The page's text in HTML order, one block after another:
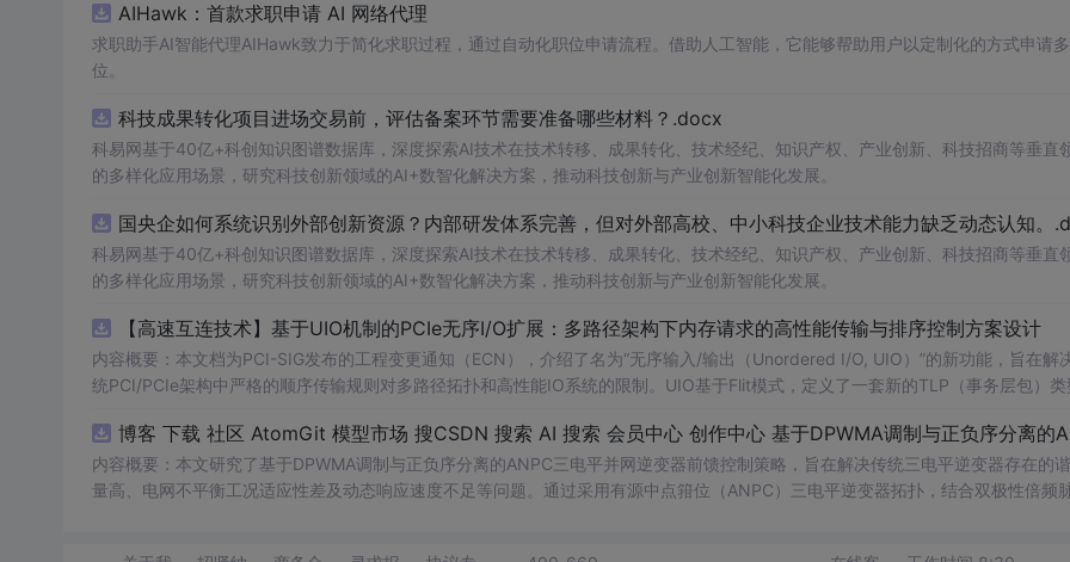
AIHawk：首款求职申请 AI 网络代理
求职助手AI智能代理AIHawk致力于简化求职过程，通过自动化职位申请流程。借助人工智能，它能够帮助用户以定制化的方式申请
位。
科技成果转化项目进场交易前，评估备案环节需要准备哪些材料？.docx
科易网基于40亿+科创知识图谱数据库，深度探索AI技术在技术转移、成果转化、技术经纪、知识产权、产业创新、科技招商等垂直
的多样化应用场景，研究科技创新领域的AI+数智化解决方案，推动科技创新与产业创新智能化发展。
国央企如何系统识别外部创新资源？内部研发体系完善，但对外部高校、中小科技企业技术能力缺乏动态认知。
科易网基于40亿+科创知识图谱数据库，深度探索AI技术在技术转移、成果转化、技术经纪、知识产权、产业创新、科技招商等垂直
的多样化应用场景，研究科技创新领域的AI+数智化解决方案，推动科技创新与产业创新智能化发展。
【高速互连技术】基于UIO机制的PCIe无序I/O扩展：多路径架构下内存请求的高性能传输与排序控制方案设计
内容概要：本文档为PCI-SIG发布的工程变更通知（ECN），介绍了名为“无序输入/输出（Unordered I/O, UIO）”的新功能，旨在解
统PCI/PCIe架构中严格的顺序传输规则对多路径拓扑和高性能IO系统的限制。UIO基于Flit模式，定义了一套新的TLP（事务层包）类
O
内容概要：本文研究了基于DPWMA调制与正负序分离的ANPC三电平并网逆变器前馈控制策略，旨在解决传统三电平逆变器存在的
量高、电网不平衡工况适应性差及动态响应速度不足等问题。通过采用有源中点箝位（ANPC）三电平逆变器拓扑，结合双极性倍频